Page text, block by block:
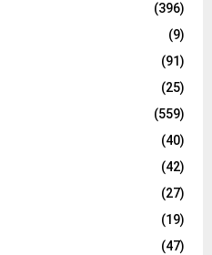
(396)
(9)
(91)
(25)
(559)
(40)
(42)
(27)
(19)
(47)